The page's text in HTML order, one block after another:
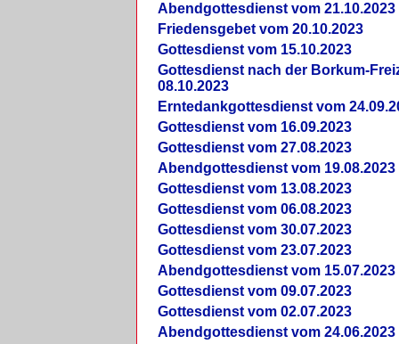
Abendgottesdienst vom 21.10.2023
Friedensgebet vom 20.10.2023
Gottesdienst vom 15.10.2023
Gottesdienst nach der Borkum-
08.10.2023
Erntedankgottesdienst vom
Gottesdienst vom 16.09.2023
Gottesdienst vom 27.08.2023
Abendgottesdienst vom 19.08.2023
Gottesdienst vom 13.08.2023
Gottesdienst vom 06.08.2023
Gottesdienst vom 30.07.2023
Gottesdienst vom 23.07.2023
Abendgottesdienst vom 15.07.2023
Gottesdienst vom 09.07.2023
Gottesdienst vom 02.07.2023
Abendgottesdienst vom 24.06.2023